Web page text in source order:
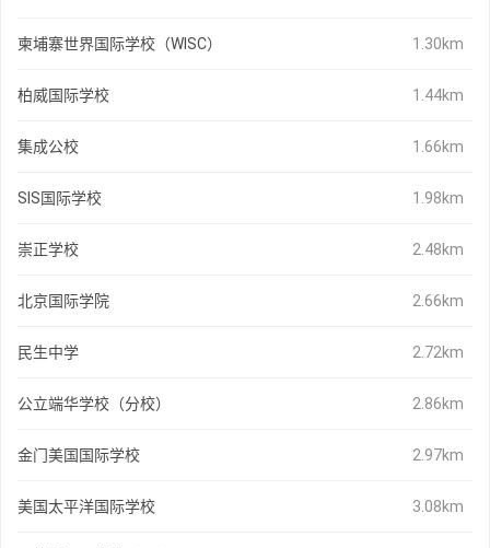
柬埔寨世界国际学校（WISC） 1.30km
柏威国际学校 1.44km
集成公校 1.66km
SIS国际学校 1.98km
崇正学校 2.48km
北京国际学院 2.66km
民生中学 2.72km
公立端华学校（分校） 2.86km
金门美国国际学校 2.97km
美国太平洋国际学校 3.08km